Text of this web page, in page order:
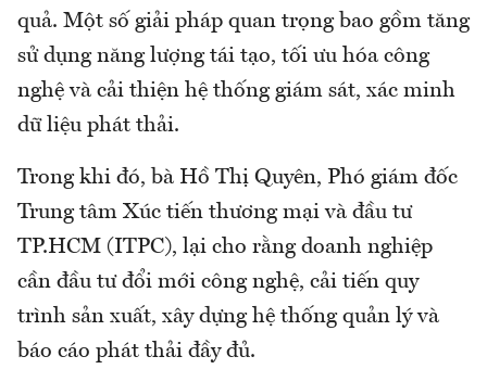
quả. Một số giải pháp quan trọng bao gồm tăng
sử dụng năng lượng tái tạo, tối ưu hóa công
nghệ và cải thiện hệ thống giám sát, xác minh
dữ liệu phát thải.
Trong khi đó, bà Hồ Thị Quyên, Phó giám đốc
Trung tâm Xúc tiến thương mại và đầu tư
TP.HCM (ITPC), lại cho rằng doanh nghiệp
cần đầu tư đổi mới công nghệ, cải tiến quy
trình sản xuất, xây dựng hệ thống quản lý và
báo cáo phát thải đầy đủ.